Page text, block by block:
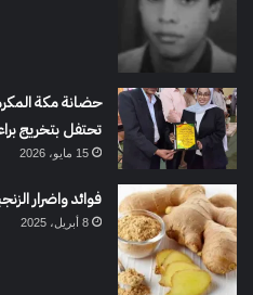
حضانة مكة
تحتفل بتخريج
15 مايو، 2026
فوائد واضرار
8 أبريل، 2025